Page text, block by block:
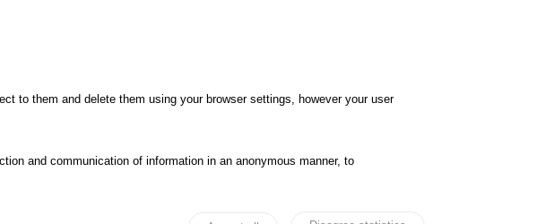
PROJECTS
to them and delete them using your browser settings, however your user
and communication of information in an anonymous manner, to